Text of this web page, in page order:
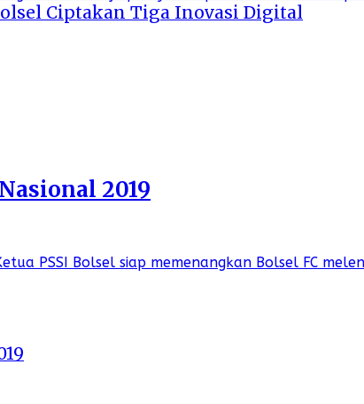
Ciptakan Tiga Inovasi Digital
2019